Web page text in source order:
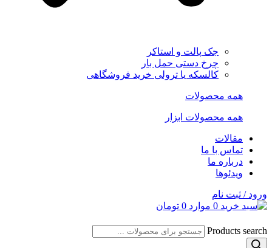
جک پالت و استاکر
چرخ دستی حمل بار
کالسکه یا ترولی خرید فروشگاهی
همه محصولات
همه محصولات ابزار
مقالات
تماس با ما
درباره ما
ویدئوها
ورود / ثبت نام
0 موارد 0 تومان
Products search